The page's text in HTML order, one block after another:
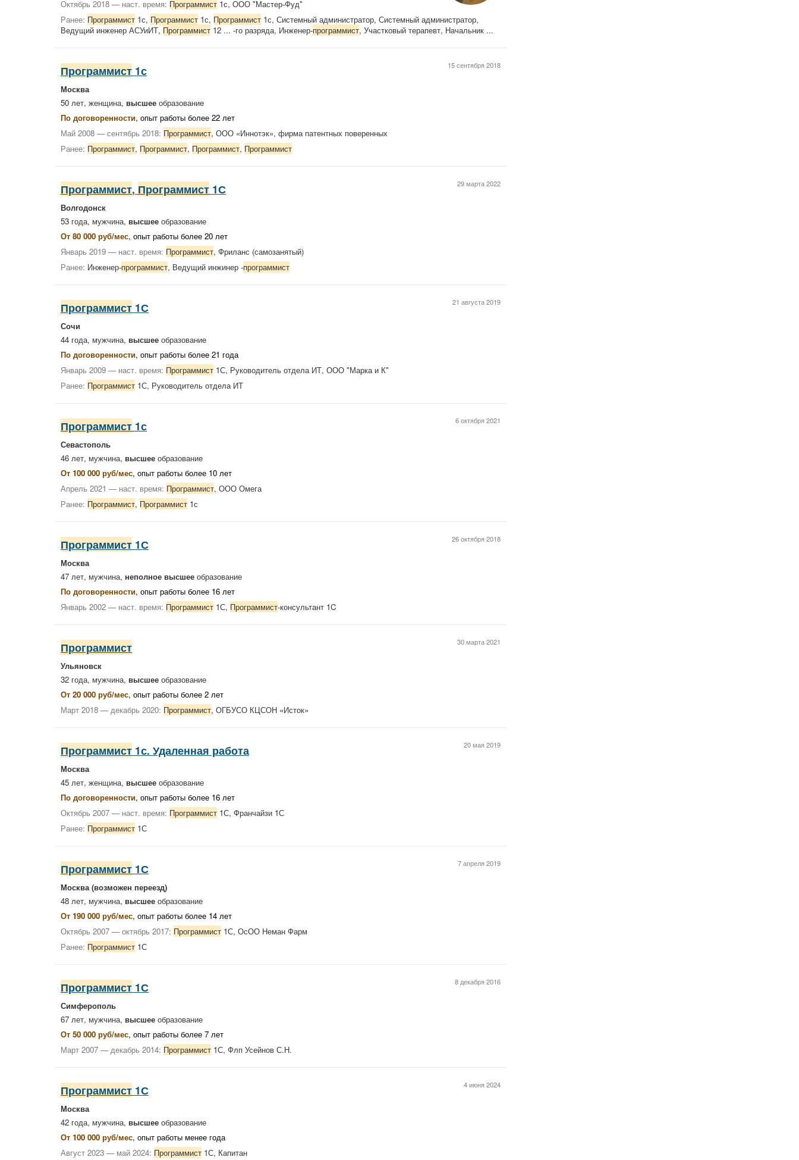
Октябрь 2018 — наст. время: Программист 1с, ООО "Мастер-Фуд"
Ранее: Программист 1с, Программист 1с, Программист 1с, Системный администратор, Системный администратор,
Ведущий инженер АСУиИТ, Программист 12 ... -го разряда, Инженер-программист, Участковый терапевт, Начальник ...
15 сентября 2018
Программист 1с
Москва
50 лет, женщина, высшее образование
По договоренности, опыт работы более 22 лет
Май 2008 — сентябрь 2018: Программист, ООО «Иннотэк», фирма патентных поверенных
Ранее: Программист, Программист, Программист, Программист
29 марта 2022
Программист, Программист 1С
Волгодонск
53 года, мужчина, высшее образование
От 80 000 руб/мес, опыт работы более 20 лет
Январь 2019 — наст. время: Программист, Фриланс (самозанятый)
Ранее: Инженер-программист, Ведущий инжинер -программист
21 августа 2019
Программист 1С
Сочи
44 года, мужчина, высшее образование
По договоренности, опыт работы более 21 года
Январь 2009 — наст. время: Программист 1С, Руководитель отдела ИТ, ООО "Марка и К"
Ранее: Программист 1С, Руководитель отдела ИТ
6 октября 2021
Программист 1с
Севастополь
46 лет, мужчина, высшее образование
От 100 000 руб/мес, опыт работы более 10 лет
Апрель 2021 — наст. время: Программист, ООО Омега
Ранее: Программист, Программист 1с
26 октября 2018
Программист 1С
Москва
47 лет, мужчина, неполное высшее образование
По договоренности, опыт работы более 16 лет
Январь 2002 — наст. время: Программист 1С, Программист-консультант 1C
30 марта 2021
Программист
Ульяновск
32 года, мужчина, высшее образование
От 20 000 руб/мес, опыт работы более 2 лет
Март 2018 — декабрь 2020: Программист, ОГБУСО КЦСОН «Исток»
20 мая 2019
Программист 1с. Удаленная работа
Москва
45 лет, женщина, высшее образование
По договоренности, опыт работы более 16 лет
Октябрь 2007 — наст. время: Программист 1С, Франчайзи 1С
Ранее: Программист 1С
7 апреля 2019
Программист 1С
Москва(возможен переезд)
48 лет, мужчина, высшее образование
От 190 000 руб/мес, опыт работы более 14 лет
Октябрь 2007 — октябрь 2017: Программист 1С, ОсОО Неман Фарм
Ранее: Программист 1С
8 декабря 2016
Программист 1С
Симферополь
67 лет, мужчина, высшее образование
От 50 000 руб/мес, опыт работы более 7 лет
Март 2007 — декабрь 2014: Программист 1С, Флп Усейнов С.Н.
4 июня 2024
Программист 1С
Москва
42 года, мужчина, высшее образование
От 100 000 руб/мес, опыт работы менее года
Август 2023 — май 2024: Программист 1С, Капитан